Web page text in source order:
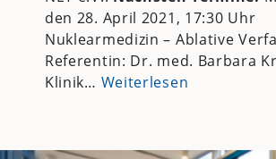
den 28. April 2021, 17:30 Uhr
Nuklearmedizin – Ablative
Referentin: Dr. med. Barbara
Klinik… Weiterlesen